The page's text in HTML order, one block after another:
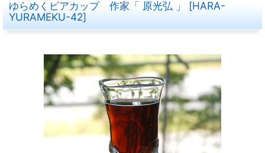
ゆらめくビアカップ 作家「 原光弘 」 [HARA-
YURAMEKU-42]